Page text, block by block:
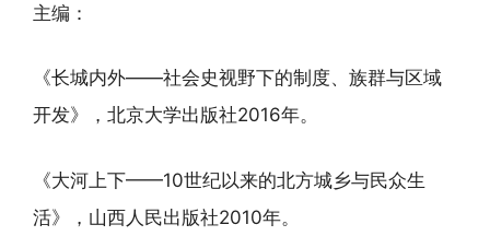
主编：
《长城内外——社会史视野下的制度、族群与区域
开发》，北京大学出版社2016年。
《大河上下——10世纪以来的北方城乡与民众生
活》，山西人民出版社2010年。